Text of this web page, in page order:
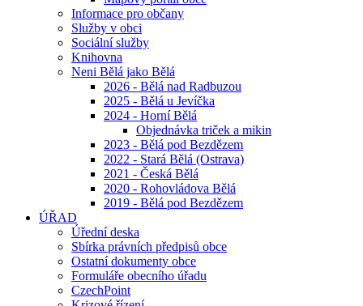
Informace pro občany
Služby v obci
Sociální služby
Knihovna
Neni Bělá jako Bělá
2026 - Bělá nad Radbuzou
2025 - Bělá u Jevíčka
2024 - Horní Bělá
Objednávka triček a mikin
2023 - Bělá pod Bezdězem
2022 - Stará Bělá (Ostrava)
2021 - Česká Bělá
2020 - Rohovládova Bělá
2019 - Bělá pod Bezdězem
ÚŘAD
Úřední deska
Sbírka právních předpisů obce
Ostatní dokumenty obce
Formuláře obecního úřadu
CzechPoint